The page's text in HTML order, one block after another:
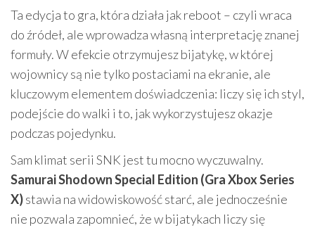
Ta edycja to gra, która działa jak reboot – czyli wraca
do źródeł, ale wprowadza własną interpretację znanej
formuły. W efekcie otrzymujesz bijatykę, w której
wojownicy są nie tylko postaciami na ekranie, ale
kluczowym elementem doświadczenia: liczy się ich styl,
podejście do walki i to, jak wykorzystujesz okazje
podczas pojedynku.
Sam klimat serii SNK jest tu mocno wyczuwalny.
Samurai Shodown Special Edition (Gra Xbox Series
X)stawia na widowiskowość starć, ale jednocześnie
nie pozwala zapomnieć, że w bijatykach liczy się